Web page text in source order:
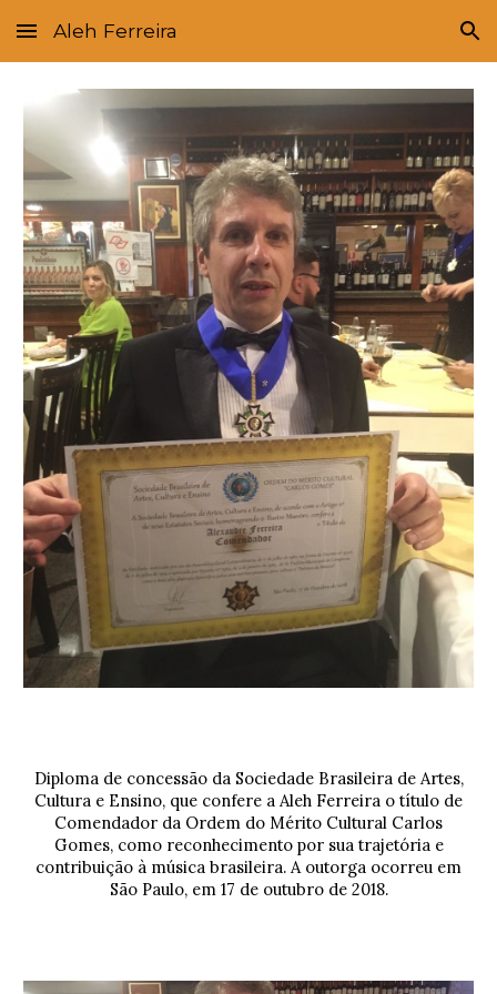
Skip to main content Skip to navigation
Aleh Ferreira
Diploma de concessão da Sociedade Brasileira de Artes,
Cultura e Ensino, que confere a Aleh Ferreira o título de
Comendador da Ordem do Mérito Cultural Carlos
Gomes, como reconhecimento por sua trajetória e
contribuição à música brasileira. A outorga ocorreu em
São Paulo, em 17 de outubro de 2018.